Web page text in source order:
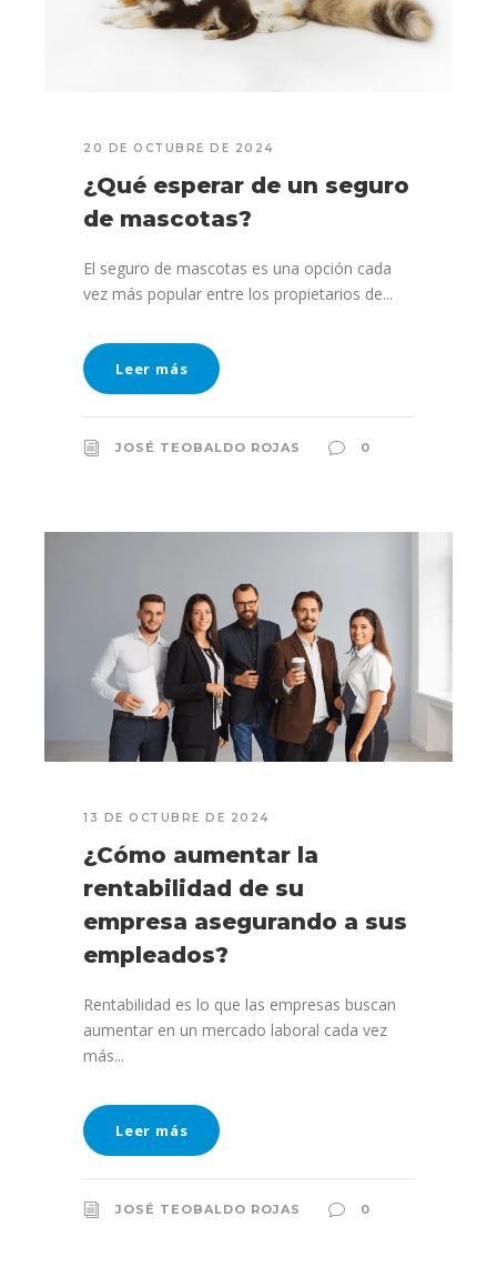
20 DE OCTUBRE DE 2024
¿Qué esperar de un seguro
de mascotas?
El seguro de mascotas es una opción cada
vez más popular entre los propietarios de...
Leer más
JOSÉ TEOBALDO ROJAS 0
13 DE OCTUBRE DE 2024
¿Cómo aumentar la
rentabilidad de su
empresa asegurando a sus
empleados?
Rentabilidad es lo que las empresas buscan
aumentar en un mercado laboral cada vez
más...
Leer más
JOSÉ TEOBALDO ROJAS 0